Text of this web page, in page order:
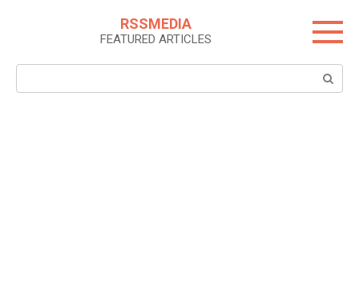
RSSMEDIA
FEATURED ARTICLES
Search: